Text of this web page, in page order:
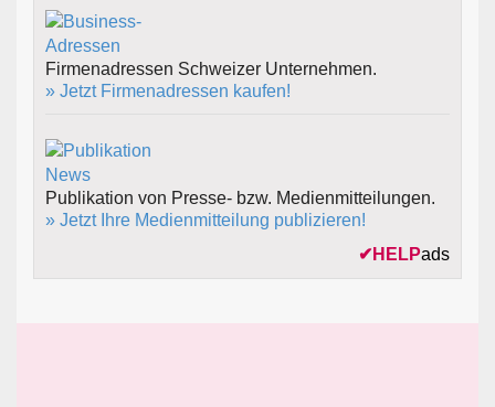
Firmenadressen Schweizer Unternehmen.
» Jetzt Firmenadressen kaufen!
Publikation von Presse- bzw. Medienmitteilungen.
» Jetzt Ihre Medienmitteilung publizieren!
✔ HELPads